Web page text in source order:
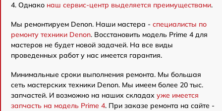
4. Однако наш сервис-центр выделяется преимуществами.
Мы ремонтируем Denon. Наши мастера - специалисты по
ремонту техники Denon. Восстановить модель Prime 4 для
мастеров не будет новой задачей. На все виды
проведенных работ у нас имеется гарантия.
Минимальные сроки выполнения ремонта. Мы большая
сеть мастерских техники Denon. Мы имеем более 20 тыс.
запчастей. И возможно на наших складах уже имеется
запчасть на модель Prime 4. При заказе ремонта на сайте -